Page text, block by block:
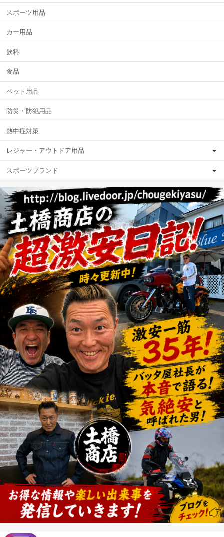
スポーツ用品
カー用品
飲料
食品
ペット用品
防災・防犯用品
熱中症対策
レジャー・アウトドア用品
スポーツブランド